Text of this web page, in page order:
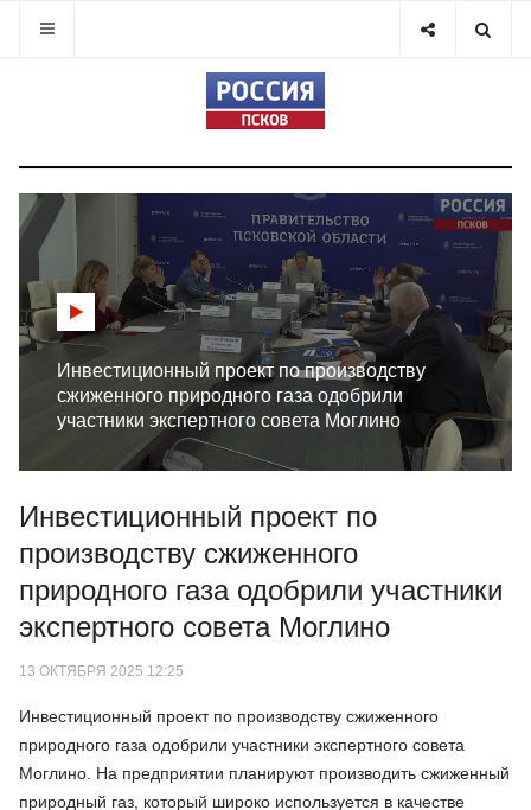
Инвестиционный проект по производству
сжиженного природного газа одобрили
участники экспертного совета Моглино
Инвестиционный проект по
производству сжиженного
природного газа одобрили участники
экспертного совета Моглино
13 ОКТЯБРЯ 2025 12:25
Инвестиционный проект по производству сжиженного
природного газа одобрили участники экспертного совета
Моглино. На предприятии планируют производить сжиженный
природный газ, который широко используется в качестве